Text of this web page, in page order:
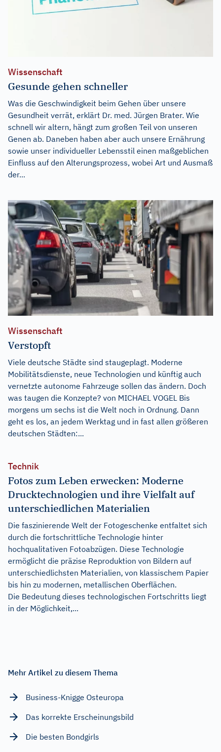
Wissenschaft
Gesunde gehen schneller
Was die Geschwindigkeit beim Gehen über unsere
Gesundheit verrät, erklärt Dr. med. Jürgen Brater. Wie
schnell wir altern, hängt zum großen Teil von unseren
Genen ab. Daneben haben aber auch unsere Ernährung
sowie unser individueller Lebensstil einen maßgeblichen
Einfluss auf den Alterungsprozess, wobei Art und Ausmaß
der...
Wissenschaft
Verstopft
Viele deutsche Städte sind staugeplagt. Moderne
Mobilitätsdienste, neue Technologien und künftig auch
vernetzte autonome Fahrzeuge sollen das ändern. Doch
was taugen die Konzepte? von MICHAEL VOGEL Bis
morgens um sechs ist die Welt noch in Ordnung. Dann
geht es los, an jedem Werktag und in fast allen größeren
deutschen Städten:...
Technik
Fotos zum Leben erwecken: Moderne
Drucktechnologien und ihre Vielfalt auf
unterschiedlichen Materialien
Die faszinierende Welt der Fotogeschenke entfaltet sich
durch die fortschrittliche Technologie hinter
hochqualitativen Fotoabzügen. Diese Technologie
ermöglicht die präzise Reproduktion von Bildern auf
unterschiedlichsten Materialien, von klassischem Papier
bis hin zu modernen, metallischen Oberflächen.
Die Bedeutung dieses technologischen Fortschritts liegt
in der Möglichkeit,...
Mehr Artikel zu diesem Thema
Business-Knigge Osteuropa
Das korrekte Erscheinungsbild
Die besten Bondgirls